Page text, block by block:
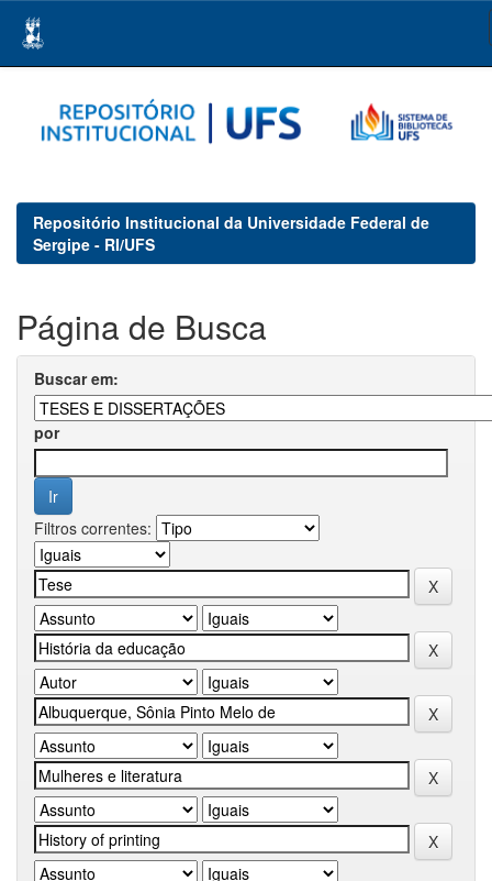
navigation
Repositório Institucional da Universidade Federal de
Sergipe - RI/UFS
Página de Busca
Buscar em:
por
Filtros correntes: